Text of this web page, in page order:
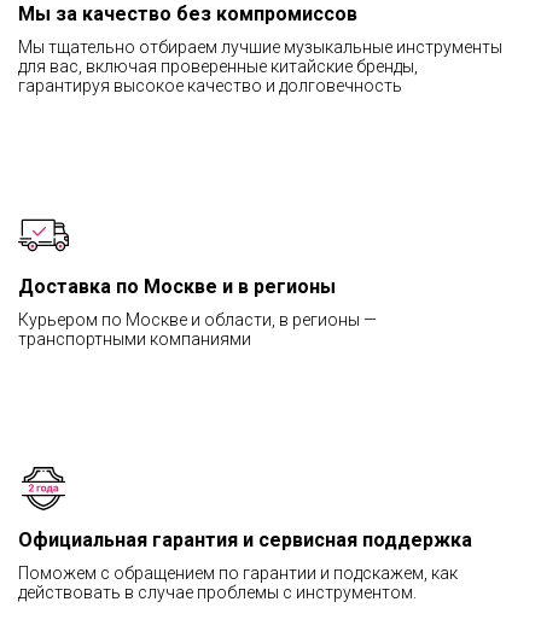
Мы за качество без компромиссов
Мы тщательно отбираем лучшие музыкальные инструменты
для вас, включая проверенные китайские бренды,
гарантируя высокое качество и долговечность
Доставка по Москве и в регионы
Курьером по Москве и области, в регионы —
транспортными компаниями
Официальная гарантия и сервисная поддержка
Поможем с обращением по гарантии и подскажем, как
действовать в случае проблемы с инструментом.